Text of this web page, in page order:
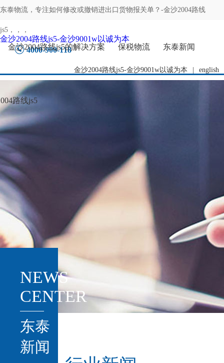
东泰物流，专注如何修改或撤销进出口货物报关单？-金沙2004路线
js5 ，，，
4000-900-118
金沙2004路线js5-金沙9001w以诚为本 english
金沙2004路线js5-金沙9001w以诚为本
金沙2004路线js5的解决方案
保税物流 东泰新闻
路线js5
NEWS
CENTER
东泰
新闻